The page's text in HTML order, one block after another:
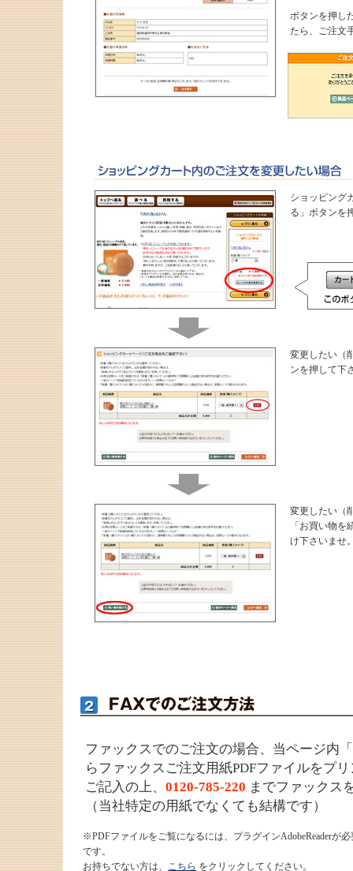
ボタンを押し
たら、ご注文
ショッピング
る」ボタンを
変更したい（
ンを押して下
変更したい（
「お買い物
け下さいませ
ファックスでのご注文の場合、当ページ内
らファックスご注文用紙PDFファイルをプ
ご記入の上、 0120-785-220 までファックス
（当社特定の用紙でなくても結構です）
※PDFファイルをご覧になるには、プラグインAdobeReaderが必
です。
お持ちでない方は、 こちら をクリックしてください。